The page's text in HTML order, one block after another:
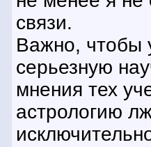
связи.
Важно, чтобы
серьезную
мнения тех
астрологию